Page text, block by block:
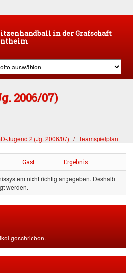
in der Grafschaft
2006/07)
Jugend 2 (Jg. 2006/07) Teamspielplan
Gast Ergebnis
nicht richtig angegeben. Deshalb
werden.
geschrieben.